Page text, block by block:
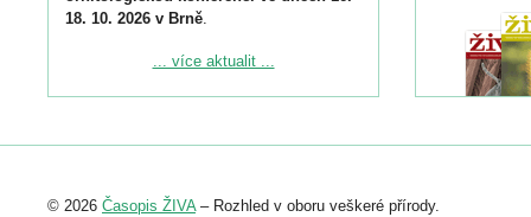
18. 10. 2026 v Brně.
Podrobnější informace ke konferenci
Registrovat se můžete do 6. září.
abstraktu přihlášené přednášky nebo
... více aktualit ...
© 2026 Časopis ŽIVA– Rozhled v oboru veškeré přírody.